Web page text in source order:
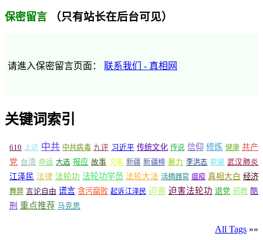
保密留言 （只有站长在后台可见）
请進入保密留言页面： 联系我们 - 真相网
关键词索引
610 上访 中共 中共病毒 九评 习近平 传统文化 传说 信仰 修炼 健康 共产
党 台湾 命运 大选 报应 故事 文革 新疆 新疆棉 暴力 李洪志 欺骗 武汉肺炎
江泽民 法律 法轮功 法轮功学员 法轮大法 活摘器官 瘟疫 真相大白 经济
舞弊 言论自由 谎言 贪污腐败 起诉江泽民 迫害 迫害法轮功 退党 邪教 酷
刑 重点推荐 马克思
All Tags »»